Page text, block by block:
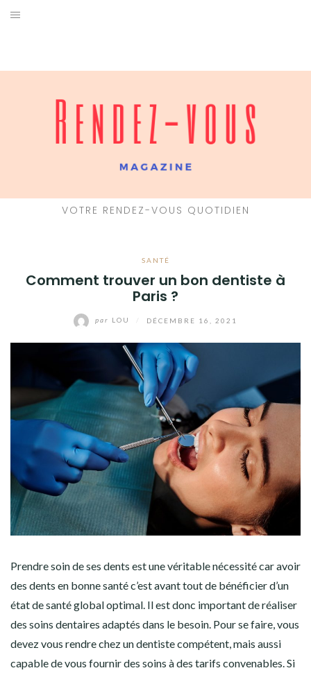
Aller
VOTRE RENDEZ-VOUS QUOTIDIEN
SANTÉ
Comment trouver un bon dentiste à
Paris ?
par LOU DÉCEMBRE 16, 2021
Prendre soin de ses dents est une véritable nécessité car avoir
des dents en bonne santé c’est avant tout de bénéficier d’un
état de santé global optimal. Il est donc important de réaliser
des soins dentaires adaptés dans le besoin. Pour se faire, vous
devez vous rendre chez un dentiste compétent, mais aussi
capable de vous fournir des soins à des tarifs convenables. Si
FORMATION
ENTREPRISE